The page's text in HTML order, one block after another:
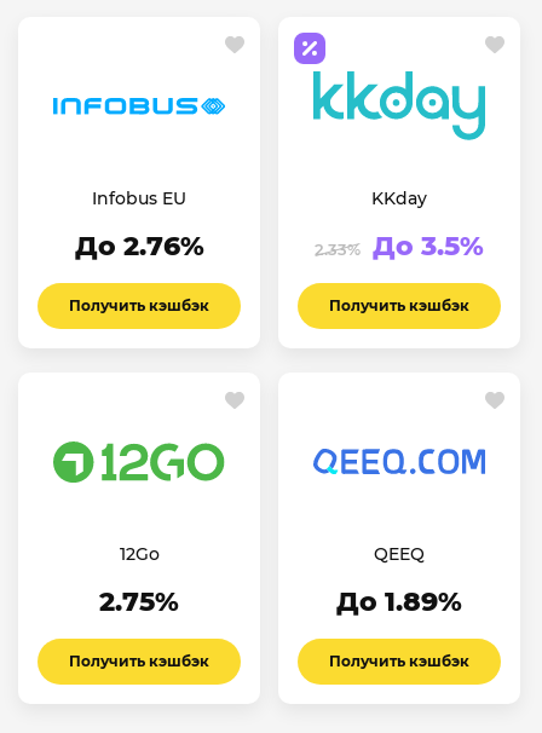
Infobus EU
До 2.76%
Получить кэшбэк
KKday
2.33% До 3.5%
Получить кэшбэк
12Go
2.75%
Получить кэшбэк
QEEQ
До 1.89%
Получить кэшбэк